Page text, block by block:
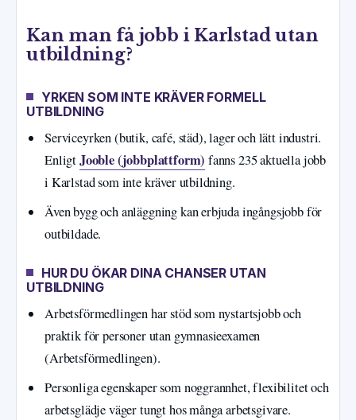
Kan man få jobb i Karlstad utan
utbildning?
YRKEN SOM INTE KRÄVER FORMELL
UTBILDNING
Serviceyrken (butik, café, städ), lager och lätt industri.
EnligtJooble (jobbplattform) fanns 235 aktuella jobb
i Karlstad som inte kräver utbildning.
Även bygg och anläggning kan erbjuda ingångsjobb för
outbildade.
HUR DU ÖKAR DINA CHANSER UTAN
UTBILDNING
Arbetsförmedlingen har stöd som nystartsjobb och
praktik för personer utan gymnasieexamen
(Arbetsförmedlingen).
Personliga egenskaper som noggrannhet, flexibilitet och
arbetsglädje väger tungt hos många arbetsgivare.